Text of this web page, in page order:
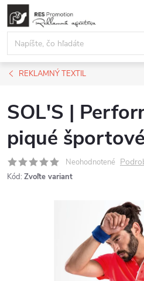
Prejsť
obsah
REKLAMNÝ TEXTIL
SOL'S |
piqué
Neohodnotené
Kód: Zvoľte variant